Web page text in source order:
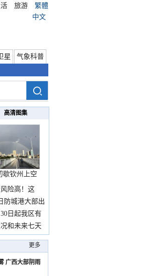
旅游
繁體
中文
星
气象科普
高清图集
歇钦州上空
邂逅
险高！这
防城港大部出
日起我区有
和未来七天
更多
广西大部阴雨